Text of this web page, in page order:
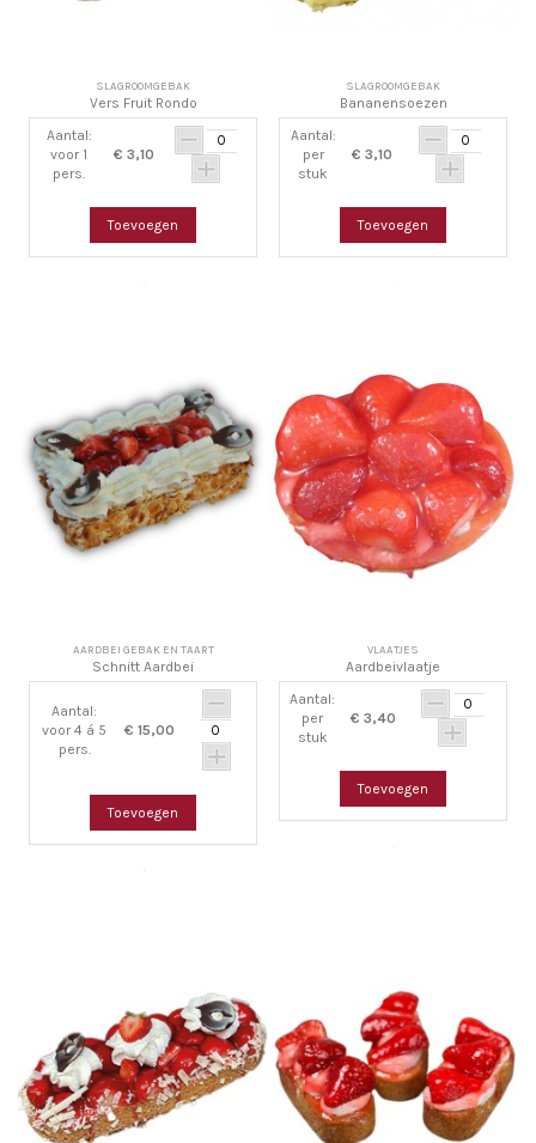
SLAGROOMGEBAK
Vers Fruit Rondo
Aantal:
voor 1
pers.
€ 3,10
Toevoegen
SLAGROOMGEBAK
Bananensoezen
Aantal:
per
stuk
€ 3,10
Toevoegen
AARDBEI GEBAK EN TAART
Schnitt Aardbei
Aantal:
voor 4 á 5
pers.
€ 15,00
Toevoegen
VLAATJES
Aardbeivlaatje
Aantal:
per
stuk
€ 3,40
Toevoegen